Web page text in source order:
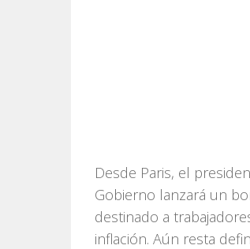
Desde Paris, el
Gobierno lanzará un
destinado a
inflación. Aún resta